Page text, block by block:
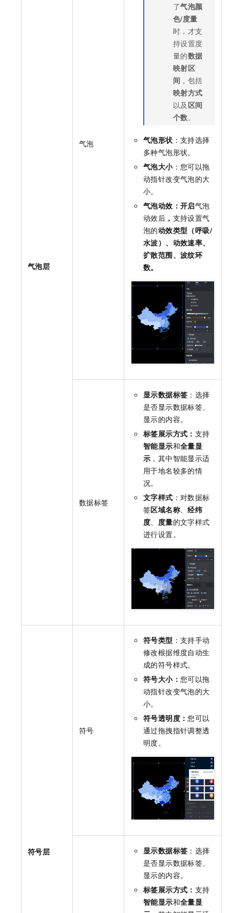
气泡层
气泡
了气泡颜
色/度量
时，才支
持设置度
量的数据
映射区
间 ，包括
映射方式
以及 区间
个数。
气泡形状 ：支持选择
多种气泡形状。
气泡大小：您可以拖
动指针改变气泡的大
小。
气泡动效：开启气泡
动效后 ， 支持设置气
泡的动效类型（呼吸/
水波）、动效速率、
扩散范围、波纹环
数。
数据标签
显示数据标签 ：选择
是否显示数据标签、
显示的内容。
标签展示方式： 支持
智能显示和全量显
示 ，其中智能显示适
用于地名较多的情
况。
文字样式 ：对数据标
签区域名称、经纬
度、 度量的文字样式
进行设置。
符号层
符号
符号类型 ：支持手动
修改根据维度自动生
成的符号样式。
符号大小： 您可以拖
动指针改变气泡的大
小。
符号透明度：您可以
通过拖拽指针调整透
明度。
显示数据标签 ：选择
是否显示数据标签、
显示的内容。
标签展示方式： 支持
智能显示和全量显